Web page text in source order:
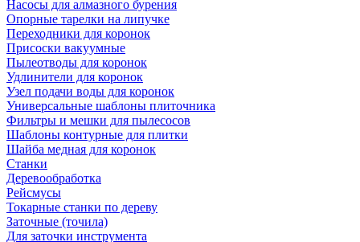
Насосы для алмазного бурения
Опорные тарелки на липучке
Переходники для коронок
Присоски вакуумные
Пылеотводы для коронок
Удлинители для коронок
Узел подачи воды для коронок
Универсальные шаблоны плиточника
Фильтры и мешки для пылесосов
Шаблоны контурные для плитки
Шайба медная для коронок
Станки
Деревообработка
Рейсмусы
Токарные станки по дереву
Заточные (точила)
Для заточки инструмента